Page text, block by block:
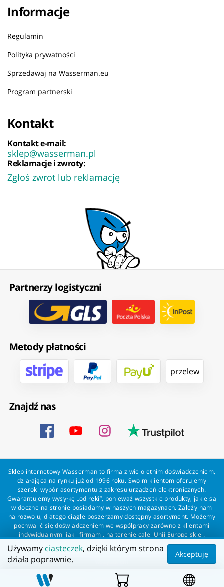
Informacje
Regulamin
Polityka prywatności
Sprzedawaj na Wasserman.eu
Program partnerski
Kontakt
Kontakt e-mail:
sklep@wasserman.pl
Reklamacje i zwroty:
Zgłoś zwrot lub reklamację
Partnerzy logistyczni
Metody płatności
przelew
Znajdź nas
Sklep internetowy Wasserman to firma z wieloletnim doświadczeniem,
działająca na rynku już od 1996 roku. Swoim klientom oferujemy
szeroki wybór asortymentu z zakresu urządzeń elektronicznych.
Gwarantujemy wysyłkę „od ręki”, ponieważ wszystkie produkty, jakie są
widoczne na stronie posiadamy w naszych magazynach. Zależy nam
na rozwoju, dlatego ciągle poszerzamy dostępny asortyment. Możemy
pochwalić się doświadczeniem we współpracy zarówno z klientami
indywidualnymi jak i firmami, na terenie całej Unii Europejskiej.
Zapewniamy profesjonalną obsługę każdego klienta oraz szybką i
bezproblemową realizację zamówień. Wasserman - wszystko dla
Wszelkie prawa zastrzeżone dla Wasserman.eu
Używamy ciasteczek, dzięki którym strona
działa poprawnie.
Akceptuję